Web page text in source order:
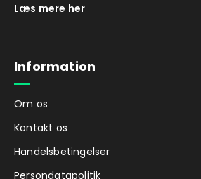
Læs mere her
Information
Om os
Kontakt os
Handelsbetingelser
Persondatapolitik